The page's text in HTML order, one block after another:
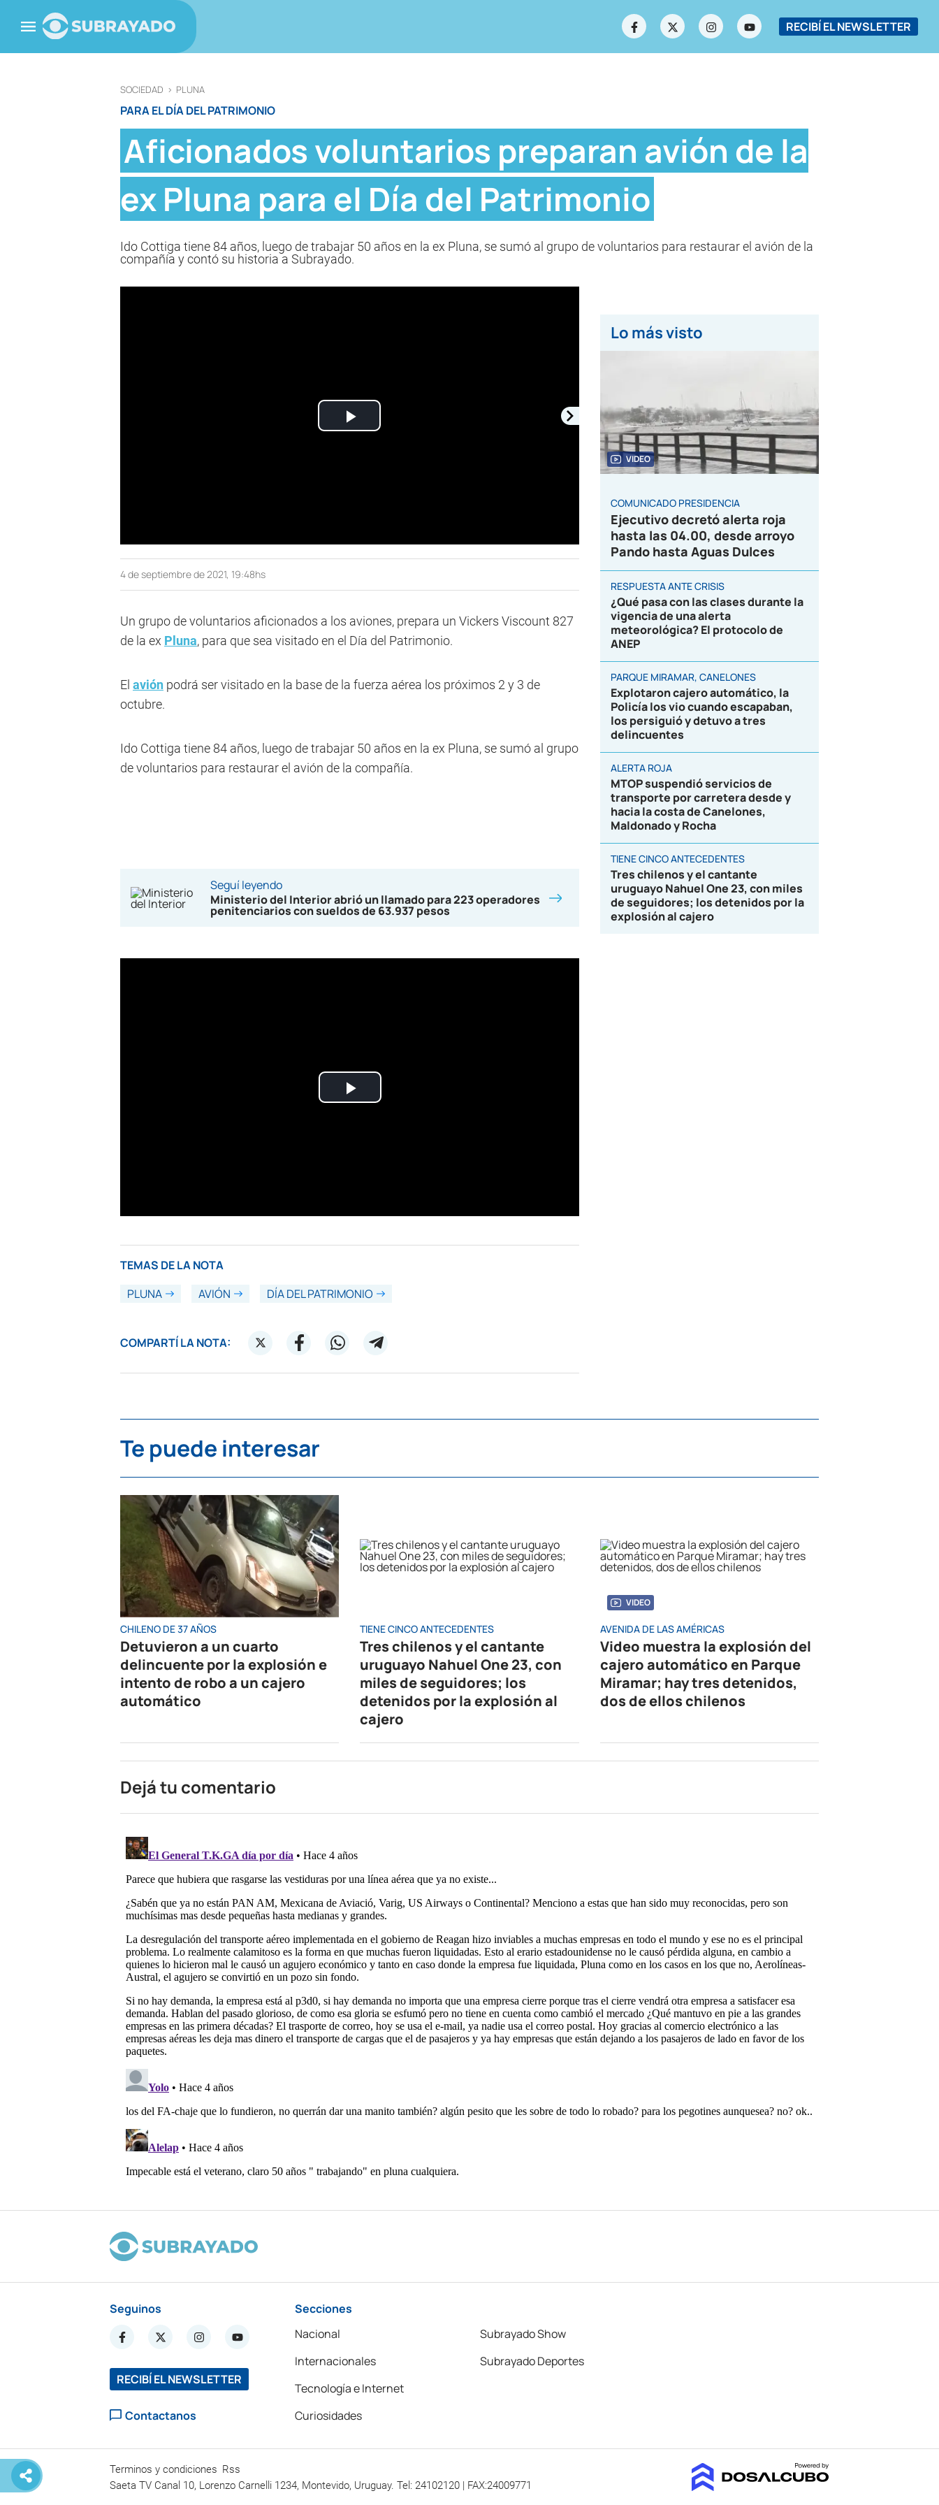
RECIBÍ EL NEWSLETTER
SOCIEDAD > PLUNA
PARA EL DÍA DEL PATRIMONIO
Aficionados voluntarios preparan avión de la
ex Pluna para el Día del Patrimonio
Ido Cottiga tiene 84 años, luego de trabajar 50 años en la ex Pluna, se sumó al grupo de voluntarios para restaurar el avión de la
compañía y contó su historia a Subrayado.
Play
4 de septiembre de 2021, 19:48hs
Un grupo de voluntarios aficionados a los aviones, prepara un Vickers Viscount 827
de la ex Pluna, para que sea visitado en el Día del Patrimonio.
El avión podrá ser visitado en la base de la fuerza aérea los próximos 2 y 3 de
octubre.
Ido Cottiga tiene 84 años, luego de trabajar 50 años en la ex Pluna, se sumó al grupo
de voluntarios para restaurar el avión de la compañía.
Seguí leyendo
Ministerio del Interior abrió un llamado para 223 operadores
penitenciarios con sueldos de 63.937 pesos
TEMAS DE LA NOTA
PLUNA
AVIÓN DÍA DEL PATRIMONIO
COMPARTÍ LA NOTA:
Lo más visto
VIDEO
COMUNICADO PRESIDENCIA
Ejecutivo decretó alerta roja
hasta las 04.00, desde arroyo
Pando hasta Aguas Dulces
RESPUESTA ANTE CRISIS
¿Qué pasa con las clases durante la
vigencia de una alerta
meteorológica? El protocolo de
ANEP
PARQUE MIRAMAR, CANELONES
Explotaron cajero automático, la
Policía los vio cuando escapaban,
los persiguió y detuvo a tres
delincuentes
ALERTA ROJA
MTOP suspendió servicios de
transporte por carretera desde y
hacia la costa de Canelones,
Maldonado y Rocha
TIENE CINCO ANTECEDENTES
Tres chilenos y el cantante
uruguayo Nahuel One 23, con miles
de seguidores; los detenidos por la
explosión al cajero
Te puede interesar
CHILENO DE 37 AÑOS
Detuvieron a un cuarto
delincuente por la explosión e
intento de robo a un cajero
automático
TIENE CINCO ANTECEDENTES
Tres chilenos y el cantante
uruguayo Nahuel One 23, con
miles de seguidores; los
detenidos por la explosión al
cajero
VIDEO
AVENIDA DE LAS AMÉRICAS
Video muestra la explosión del
cajero automático en Parque
Miramar; hay tres detenidos,
dos de ellos chilenos
Dejá tu comentario
Seguinos
RECIBÍ EL NEWSLETTER
Contactanos
Secciones
Nacional
Internacionales
Tecnología e Internet
Curiosidades
Subrayado Show
Subrayado Deportes
Terminos y condiciones Rss
Saeta TV Canal 10, Lorenzo Carnelli 1234, Montevido, Uruguay. Tel: 24102120 | FAX:24009771